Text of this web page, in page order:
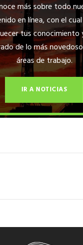
más sobre todo
en línea, con el
tus conocimiento
de lo más
áreas de trabajo.
IR A NOTICIAS